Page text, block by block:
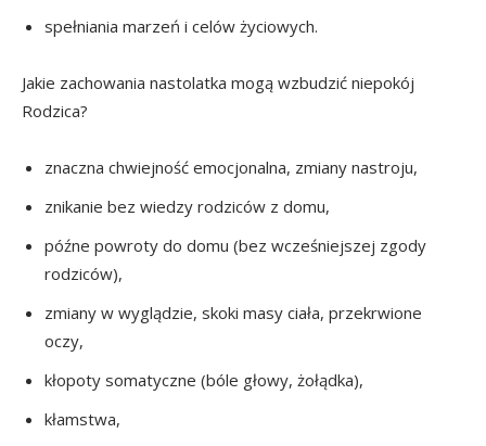
spełniania marzeń i celów życiowych.
Jakie zachowania nastolatka mogą wzbudzić niepokój
Rodzica?
znaczna chwiejność emocjonalna, zmiany nastroju,
znikanie bez wiedzy rodziców z domu,
późne powroty do domu (bez wcześniejszej zgody
rodziców),
zmiany w wyglądzie, skoki masy ciała, przekrwione
oczy,
kłopoty somatyczne (bóle głowy, żołądka),
kłamstwa,